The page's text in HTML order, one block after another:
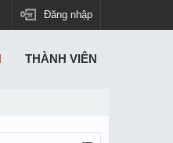
Đăng nhập
THÀNH VIÊN